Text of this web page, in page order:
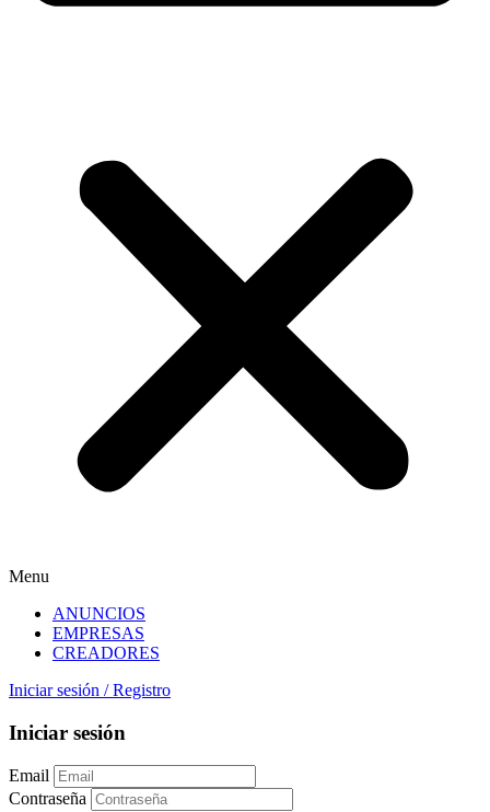
Menu
ANUNCIOS
EMPRESAS
CREADORES
Iniciar sesión / Registro
Iniciar sesión
Email
Contraseña